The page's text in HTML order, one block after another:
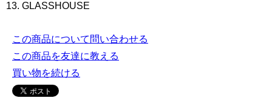
13. GLASSHOUSE
この商品について問い合わせる
この商品を友達に教える
買い物を続ける